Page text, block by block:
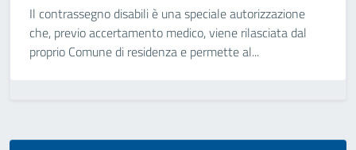
Il contrassegno disabili è una speciale autorizzazione
che, previo accertamento medico, viene rilasciata dal
proprio Comune di residenza e permette al...